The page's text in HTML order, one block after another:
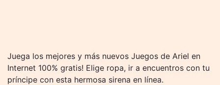
Juega los mejores y más nuevos Juegos de Ariel en
Internet 100% gratis! Elige ropa, ir a encuentros con tu
príncipe con esta hermosa sirena en línea.